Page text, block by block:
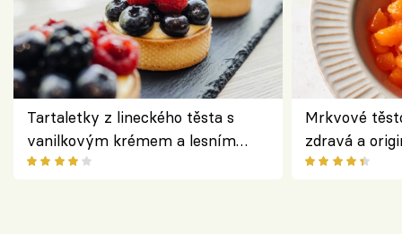
Tartaletky z lineckého těsta s
vanilkovým krémem a lesním
ovocem podle Bread Society
Mrkvové
zdravá a
klasiky